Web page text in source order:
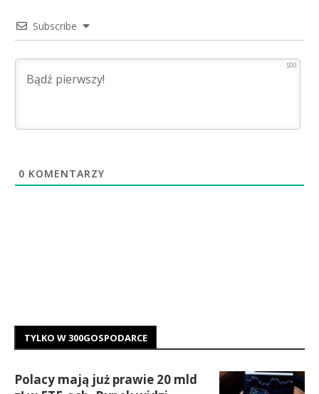
Subscribe
500
0 KOMENTARZY
TYLKO W 300GOSPODARCE
Polacy mają już prawie 20 mld